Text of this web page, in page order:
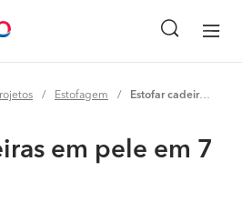
Estofagem Estofar cadeiras em pele em 7 passos
em pele em 7